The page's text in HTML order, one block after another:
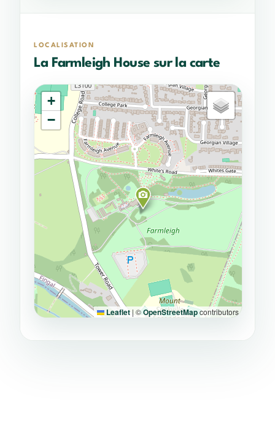
LOCALISATION
La Farmleigh House sur la carte
+
−
Leaflet | ©OpenStreetMapcontributors